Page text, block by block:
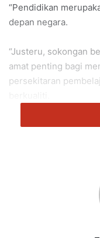
“Pendidikan
depan negara.
“Justeru, sokongan
amat penting bagi
persekitaran
“Semoga
“Bersama
generasi muda,” kata